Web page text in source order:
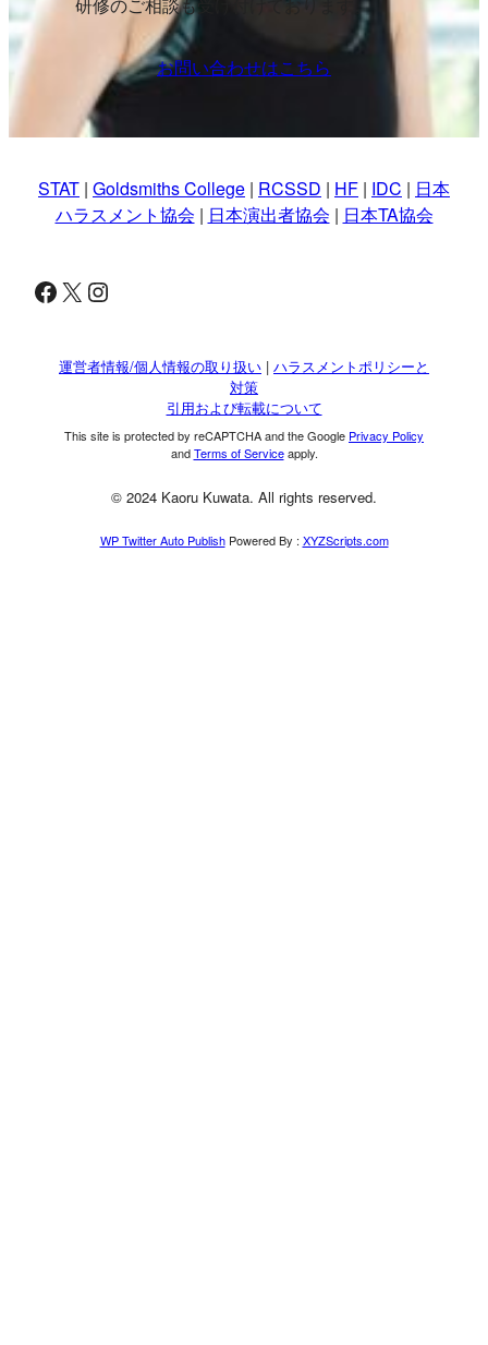
お問い合わせはこちら
STAT | Goldsmiths College | RCSSD | HF | IDC | 日本
ハラスメント協会 | 日本演出者協会 | 日本TA協会
Facebook X Instagram
運営者情報/個人情報の取り扱い | ハラスメントポリシーと
対策
引用および転載について
This site is protected by reCAPTCHA and the Google Privacy Policy
andTerms of Serviceapply.
© 2024 Kaoru Kuwata. All rights reserved.
WP Twitter Auto PublishPowered By : XYZScripts.com